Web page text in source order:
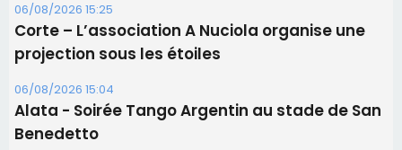
06/08/2026 15:25
Corte – L’association A Nuciola organise une
projection sous les étoiles
06/08/2026 15:04
Alata - Soirée Tango Argentin au stade de San
Benedetto